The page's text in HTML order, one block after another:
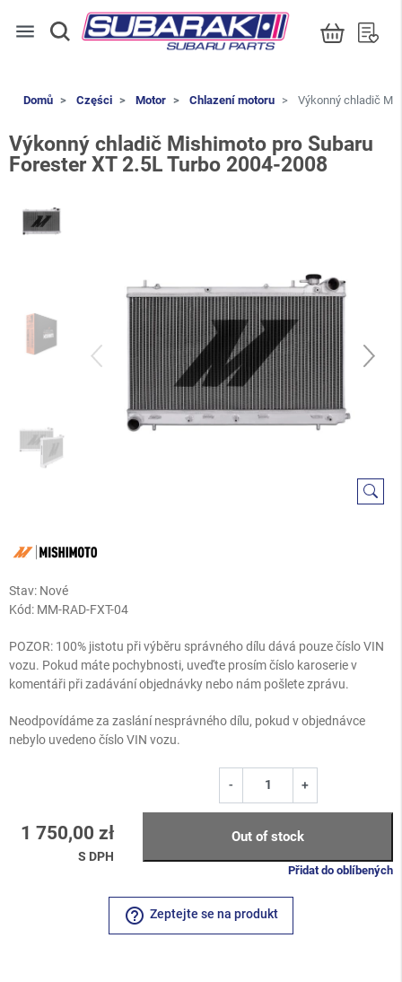
menu
Domů Części Motor Chlazení motoru Výkonný chladič
Výkonný chladič Mishimoto pro Subaru
Forester XT 2.5L Turbo 2004-2008
Stav: Nové
Kód: MM-RAD-FXT-04
POZOR: 100% jistotu při výběru správného dílu dává pouze číslo VIN
vozu. Pokud máte pochybnosti, uveďte prosím číslo karoserie v
komentáři při zadávání objednávky nebo nám pošlete zprávu.
Neodpovídáme za zaslání nesprávného dílu, pokud v objednávce
nebylo uvedeno číslo VIN vozu.
1 750,00 zł
S DPH
- +
Out of stock
Přidat do oblíbených
help_outline Zeptejte se na produkt